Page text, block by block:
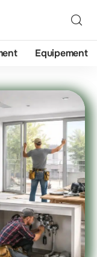
Equipement